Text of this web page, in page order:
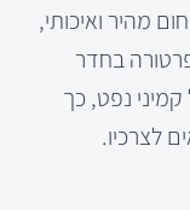
מהיר ואיכותי,
בחדר
קמיני נפט, כך
לצרכיו.